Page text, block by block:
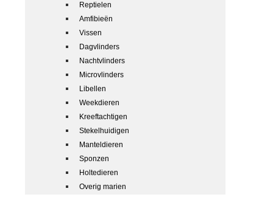
Reptielen
Amfibieën
Vissen
Dagvlinders
Nachtvlinders
Microvlinders
Libellen
Weekdieren
Kreeftachtigen
Stekelhuidigen
Manteldieren
Sponzen
Holtedieren
Overig marien